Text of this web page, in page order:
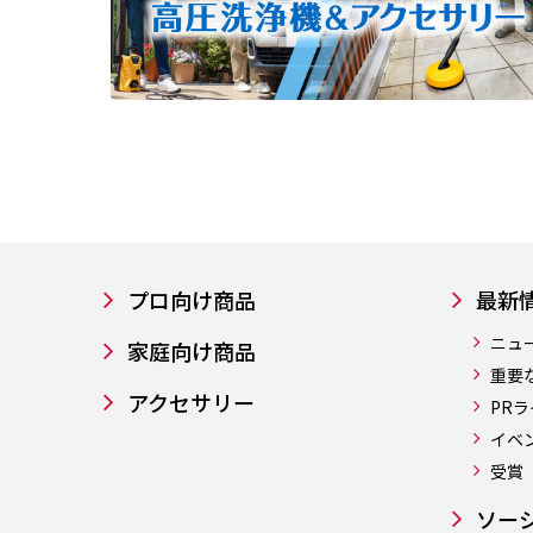
プロ向け商品
家庭向け商品
アクセサリー
最新
ニュ
重要
PR
イベ
受賞
ソー